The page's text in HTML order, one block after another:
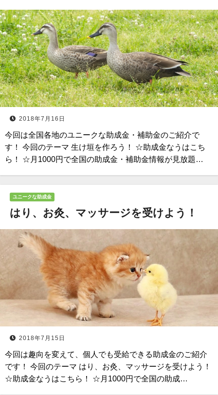
2018年7月16日
今回は全国各地のユニークな助成金・補助金のご紹介で
す！ 今回のテーマ 生け垣を作ろう！ ☆助成金なうはこち
ら！ ☆月1000円で全国の助成金・補助金情報が見放題…
ユニークな助成金
はり、お灸、マッサージを受けよう！
2018年7月15日
今回は趣向を変えて、個人でも受給できる助成金のご紹介
です！ 今回のテーマ はり、お灸、マッサージを受けよう！
☆助成金なうはこちら！ ☆月1000円で全国の助成…